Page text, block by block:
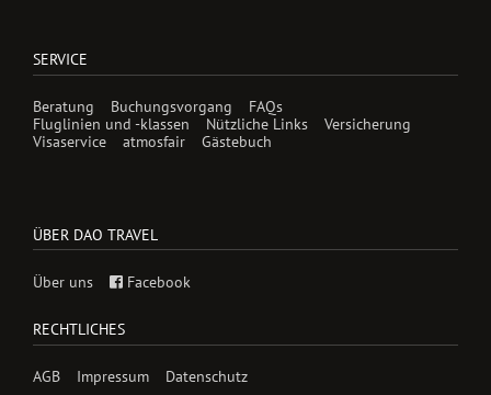
SERVICE
Beratung Buchungsvorgang
FAQs
Fluglinien und -klassen
Nützliche Links
Versicherung
Visaservice
atmosfair Gästebuch
ÜBER DAO TRAVEL
Über uns Facebook
RECHTLICHES
AGB Impressum Datenschutz